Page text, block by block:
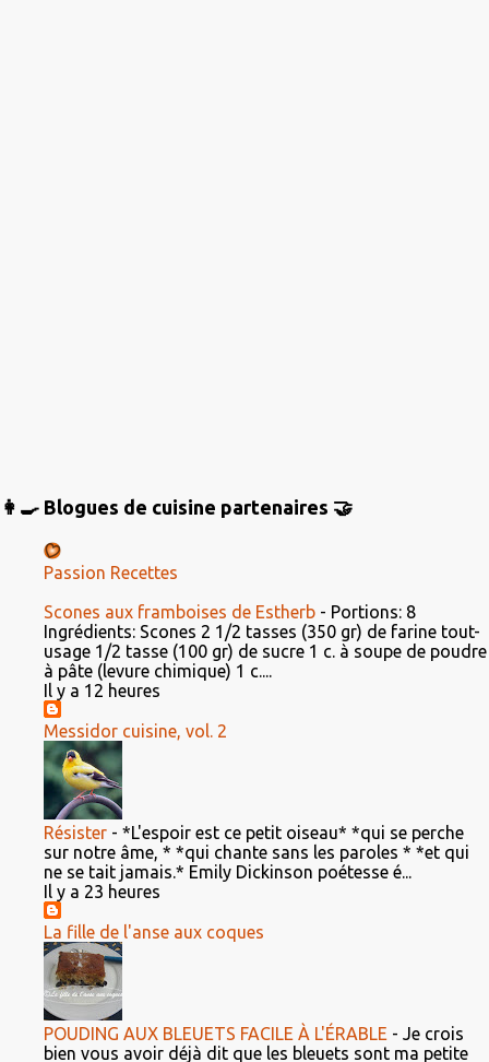
👩‍🍳 Blogues de cuisine partenaires 🤝
Passion Recettes
Scones aux framboises de Estherb - Portions: 8
Ingrédients: Scones 2 1/2 tasses (350 gr) de farine tout-
usage 1/2 tasse (100 gr) de sucre 1 c. à soupe de poudre
à pâte (levure chimique) 1 c....
Il y a 12 heures
Messidor cuisine, vol. 2
Résister - *L'espoir est ce petit oiseau* *qui se perche
sur notre âme, * *qui chante sans les paroles * *et qui
ne se tait jamais.* Emily Dickinson poétesse é...
Il y a 23 heures
La fille de l'anse aux coques
POUDING AUX BLEUETS FACILE À L'ÉRABLE - Je crois
bien vous avoir déjà dit que les bleuets sont ma petite